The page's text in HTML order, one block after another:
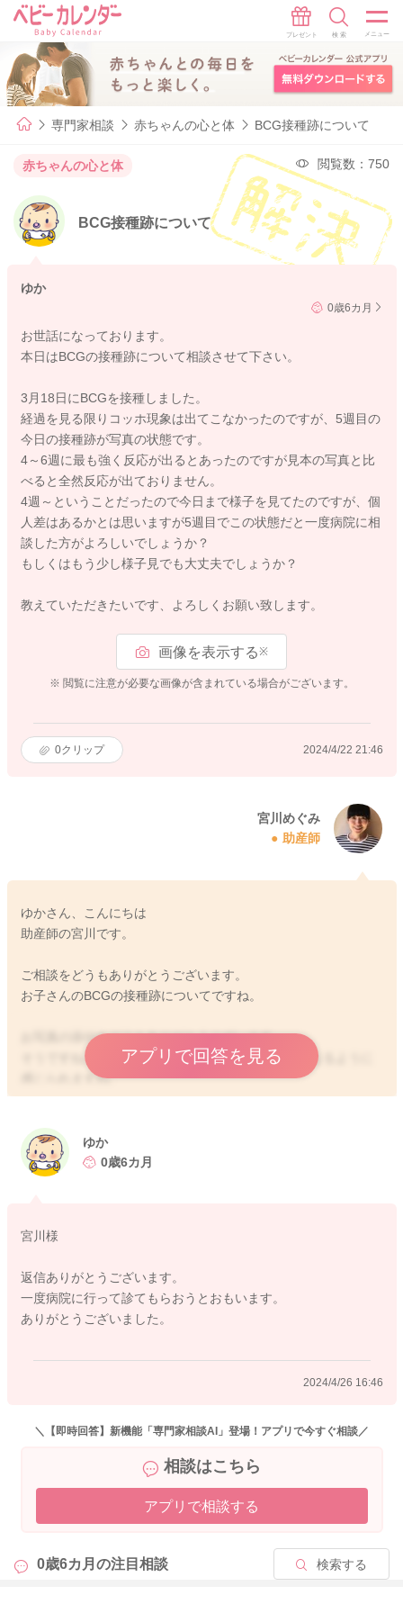
専門家相談 赤ちゃんの心と体 BCG接種跡について
赤ちゃんの心と体 閲覧数：750
BCG接種跡について
ゆか
0歳6カ月
お世話になっております。
本日はBCGの接種跡について相談させて下さい。
3月18日にBCGを接種しました。
経過を見る限りコッホ現象は出てこなかったのですが、5週目の
今日の接種跡が写真の状態です。
4～6週に最も強く反応が出るとあったのですが見本の写真と比
べると全然反応が出ておりません。
4週～ということだったので今日まで様子を見てたのですが、個
人差はあるかとは思いますが5週目でこの状態だと一度病院に相
談した方がよろしいでしょうか？
もしくはもう少し様子見でも大丈夫でしょうか？
教えていただきたいです、よろしくお願い致します。
画像を表示する※
※ 閲覧に注意が必要な画像が含まれている場合がございます。
0クリップ 2024/4/22 21:46
宮川めぐみ
助産師
ゆかさん、こんにちは
助産師の宮川です。
ご相談をどうもありがとうございます。
お子さんのBCGの接種跡についてですね。
お写真の添付をどうもありがとうございます。
そうですね、よく一般的にみられる頃の反応とは異なるように
感じられますね。
うでしたら、かかりつけの先生にもご相談をされてみてはいか
がでしょうか？
どうぞよろしくお願いします。
アプリで回答を見る
ゆか
0歳6カ月
宮川様
返信ありがとうございます。
一度病院に行って診てもらおうとおもいます。
ありがとうございました。
2024/4/26 16:46
＼【即時回答】新機能「専門家相談AI」登場！アプリで今すぐ相談／
相談はこちら
アプリで相談する
0歳6カ月の注目相談 検索する